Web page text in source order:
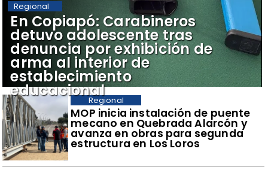
​MOP inicia instalación de puente
mecano en Quebrada Alarcón y
avanza en obras para segunda
estructura en Los Loros
Regional
​En Copiapó: Carabineros
detuvo adolescente tras
denuncia por exhibición de
arma al interior de
establecimiento
educacional
Regional